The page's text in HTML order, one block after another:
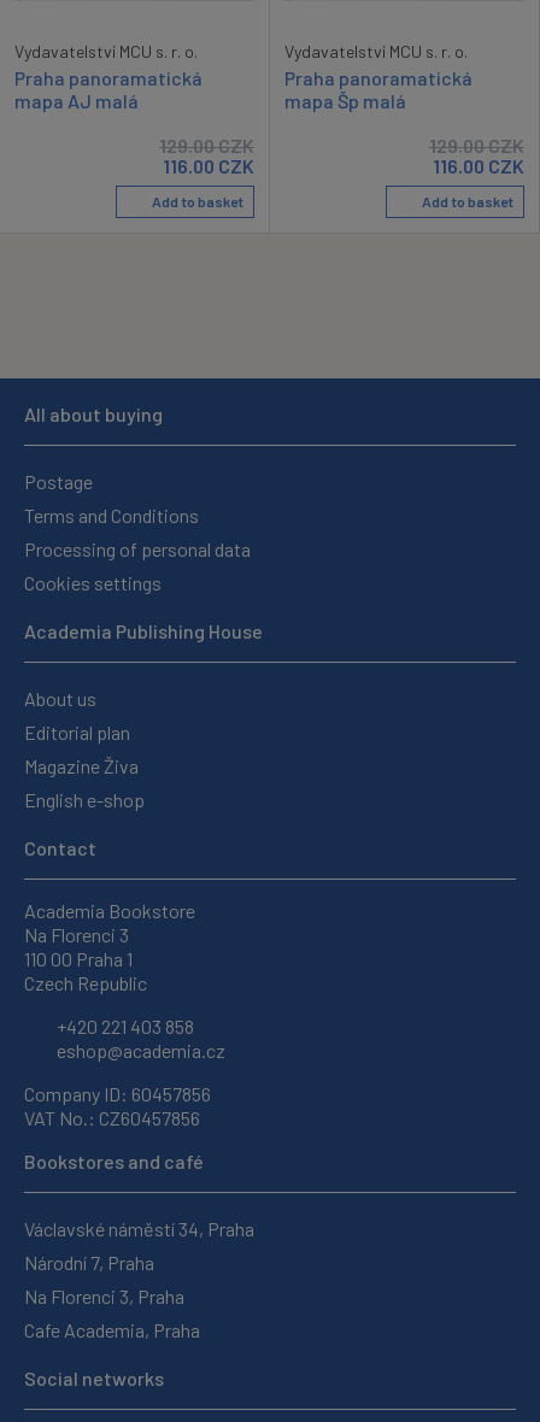
Vydavatelství MCU s. r. o.
Praha panoramatická
mapa AJ malá
129.00CZK
116.00 CZK
Add to basket
Vydavatelství MCU s. r. o.
Praha panoramatická
mapa Šp malá
129.00CZK
116.00 CZK
Add to basket
All about buying
Postage
Terms and Conditions
Processing of personal data
Cookies settings
Academia Publishing House
About us
Editorial plan
Magazine Živa
English e-shop
Contact
Academia Bookstore
Na Florenci 3
110 00 Praha 1
Czech Republic
+420 221 403 858
eshop@academia.cz
Company ID: 60457856
VAT No.: CZ60457856
Bookstores and café
Václavské náměstí 34, Praha
Národní 7, Praha
Na Florenci 3, Praha
Cafe Academia, Praha
Social networks